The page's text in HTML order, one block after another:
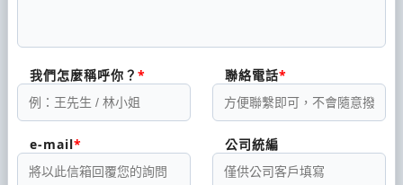
我們怎麼稱呼你？ 聯絡電話
e-mail 公司統編